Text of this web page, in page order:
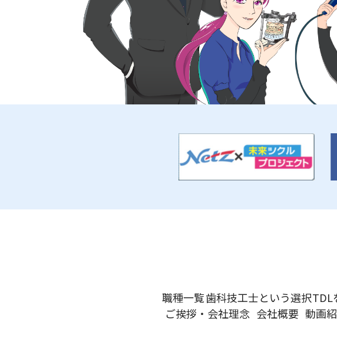
職種一覧歯科技工士という選択TDL
ご挨拶・ 会社理念 会社概要 動画